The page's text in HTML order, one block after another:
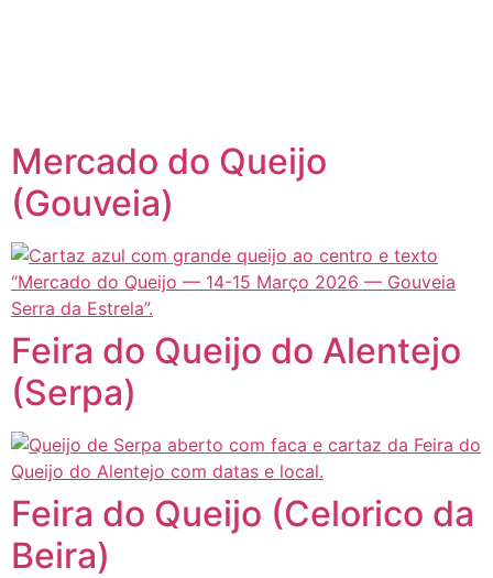
Mercado do Queijo
(Gouveia)
Feira do Queijo do Alentejo
(Serpa)
Feira do Queijo (Celorico da
Beira)